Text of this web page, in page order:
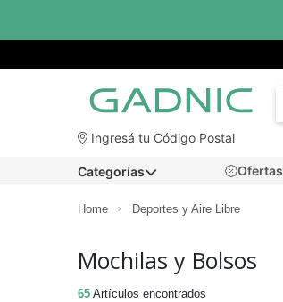
Ingresá tu Código Postal
Ofertas
Categorías
Home Deportes y Aire Libre
Mochilas y Bolsos
65 Artículos encontrados